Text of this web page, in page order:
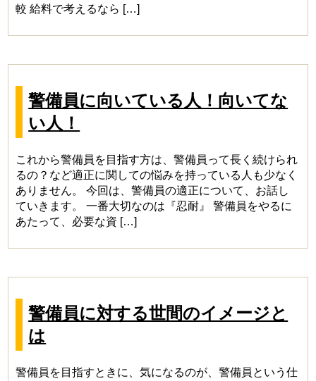
較 給料で考えるなら […]
警備員に向いている人！向いてな
い人！
これから警備員を目指す方は、警備員って長く続けられ
るの？など適正に関しての悩みを持っている人も少なく
ありません。 今回は、警備員の適正について、お話し
ていきます。 一番大切なのは『忍耐』 警備員をやるに
あたって、必要な資 […]
警備員に対する世間のイメージと
は
警備員を目指すときに、気になるのが、警備員という仕